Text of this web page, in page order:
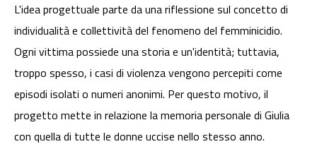
L'idea progettuale parte da una riflessione sul concetto di
individualità e collettività del fenomeno del femminicidio.
Ogni vittima possiede una storia e un'identità; tuttavia,
troppo spesso, i casi di violenza vengono percepiti come
episodi isolati o numeri anonimi. Per questo motivo, il
progetto mette in relazione la memoria personale di Giulia
con quella di tutte le donne uccise nello stesso anno.